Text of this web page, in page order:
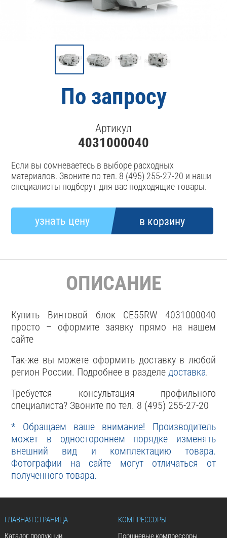
По запросу
Артикул
4031000040
Если вы сомневаетесь в выборе расходных
материалов. Звоните по тел. 8 (495) 255-27-20 и наши
специалисты подберут для вас подходящие товары.
ОПИСАНИЕ
Купить Винтовой блок CE55RW 4031000040
просто – оформите заявку прямо на нашем
сайте
Так-же вы можете оформить доставку в любой
регион России. Подробнее в разделедоставка.
Требуется консультация профильного
специалиста? Звоните по тел. 8 (495) 255-27-20
* Обращаем ваше внимание! Производитель
может в одностороннем порядке изменять
внешний вид и комплектацию товара.
Фотографии на сайте могут отличаться от
полученного товара.
ГЛАВНАЯ СТРАНИЦА
Каталог продукции
КОМПРЕССОРЫ
Поршневые компрессоры